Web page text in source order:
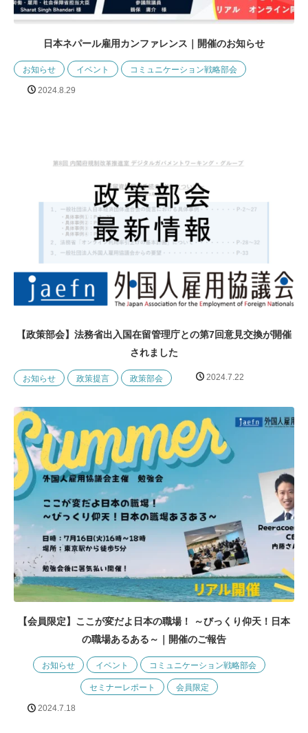
日本ネパール雇用カンファレンス｜開催のお知らせ
お知らせ イベント コミュニケーション戦略部会
2024.8.29
【政策部会】法務省出入国在留管理庁との第7回意見交換が開催
されました
お知らせ 政策提言 政策部会 2024.7.22
【会員限定】ここが変だよ日本の職場！ ～びっくり仰天！日本
の職場あるある～｜開催のご報告
お知らせ イベント コミュニケーション戦略部会
セミナーレポート 会員限定
2024.7.18